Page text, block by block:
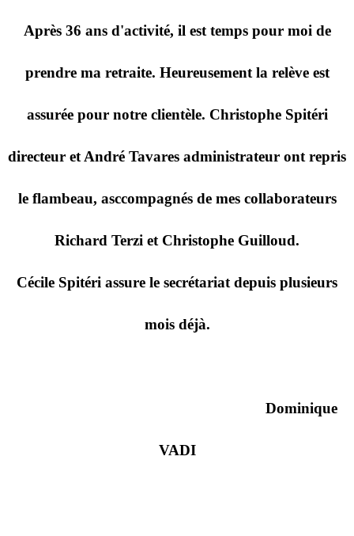
Après 36 ans d'activité, il est temps pour moi de
prendre ma retraite. Heureusement la relève est
assurée pour notre clientèle. Christophe Spitéri
directeur et André Tavares administrateur ont repris
le flambeau, asccompagnés de mes collaborateurs
Richard Terzi et Christophe Guilloud.
Cécile Spitéri assure le secrétariat depuis plusieurs
mois déjà.
Dominique
VADI